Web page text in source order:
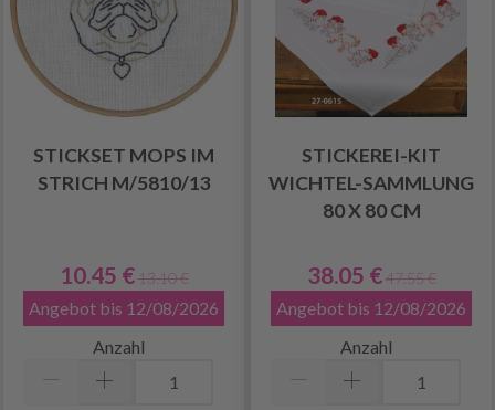
STICKSET MOPS IM
STRICH M/5810/13
10.45 € 13.10 €
Angebot bis 12/08/2026
Anzahl
STICKEREI-KIT
WICHTEL-SAMMLUNG
80 X 80 CM
38.05 € 47.55 €
Angebot bis 12/08/2026
Anzahl